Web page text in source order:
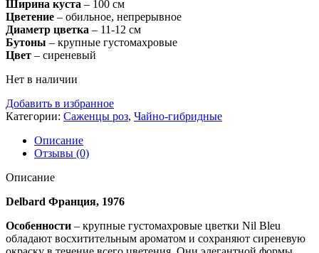
Ширина куста – 100 см
Цветение – обильное, непрерывное
Диаметр цветка – 11-12 см
Бутоны – крупные густомахровые
Цвет – сиреневый
Нет в наличии
Добавить в избранное
Категории: Саженцы роз, Чайно-гибридные
Описание
Отзывы (0)
Описание
Delbard Франция, 1976
Особенности – крупные густомахровые цветки Nil Bleu
обладают восхитительным ароматом и сохраняют сиреневую